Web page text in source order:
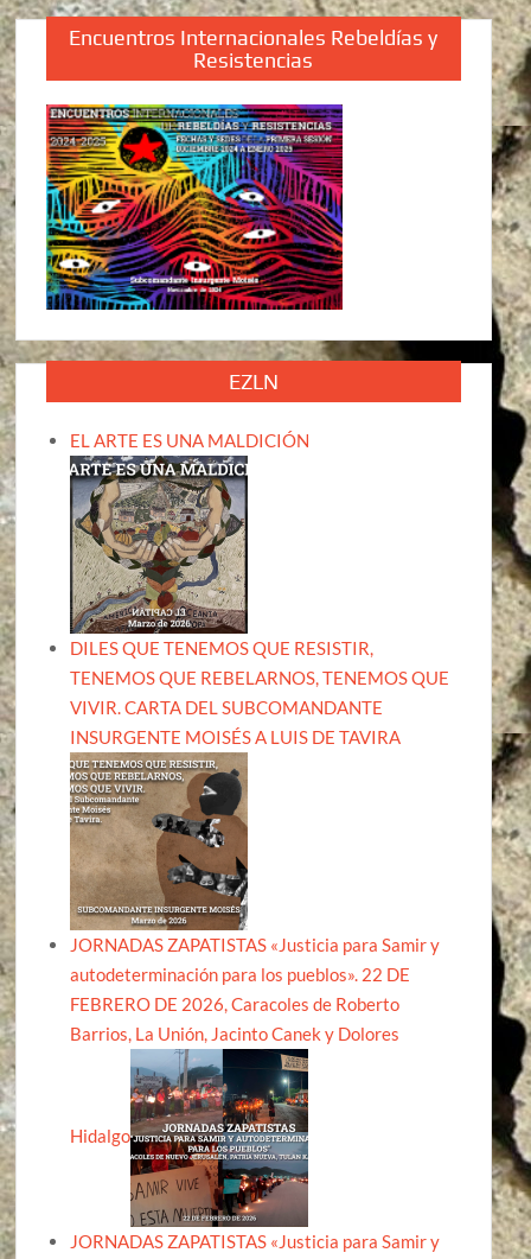
Encuentros Internacionales Rebeldías y
Resistencias
EZLN
EL ARTE ES UNA MALDICIÓN
DILES QUE TENEMOS QUE RESISTIR,
TENEMOS QUE REBELARNOS, TENEMOS QUE
VIVIR. CARTA DEL SUBCOMANDANTE
INSURGENTE MOISÉS A LUIS DE TAVIRA
JORNADAS ZAPATISTAS «Justicia para Samir y
autodeterminación para los pueblos». 22 DE
FEBRERO DE 2026, Caracoles de Roberto
Barrios, La Unión, Jacinto Canek y Dolores
Hidalgo
JORNADAS ZAPATISTAS «Justicia para Samir y